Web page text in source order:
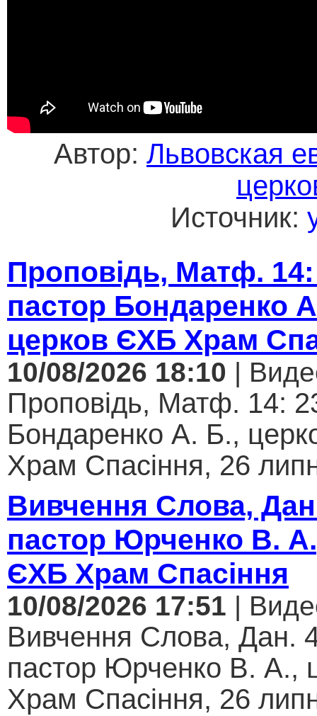
Автор: Львовская
Источник:
Проповідь, Матф.
пастор Бондаренко
церков ЄХБ Храм
10/08/2026 18:10 |
Проповідь, Матф. 14:
Бондаренко А. Б.,
Храм Спасіння, 26
Вивчення Слова,
пастор Юрченко В.
ЄХБ Храм Спасіння
10/08/2026 17:51 |
Вивчення Слова, Дан.
пастор Юрченко В. А.,
Храм Спасіння, 26